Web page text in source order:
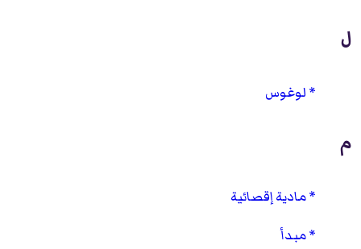
ل
لوغوس
م
مادية إقصائية
مبدأ